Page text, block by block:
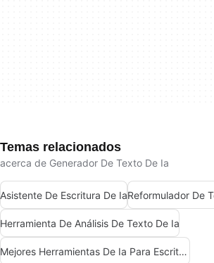
Temas relacionados
acerca de Generador De Texto De Ia
Asistente De Escritura De IaReformulador De
Herramienta De Análisis De Texto De Ia
Mejores Herramientas De Ia Para Escritores